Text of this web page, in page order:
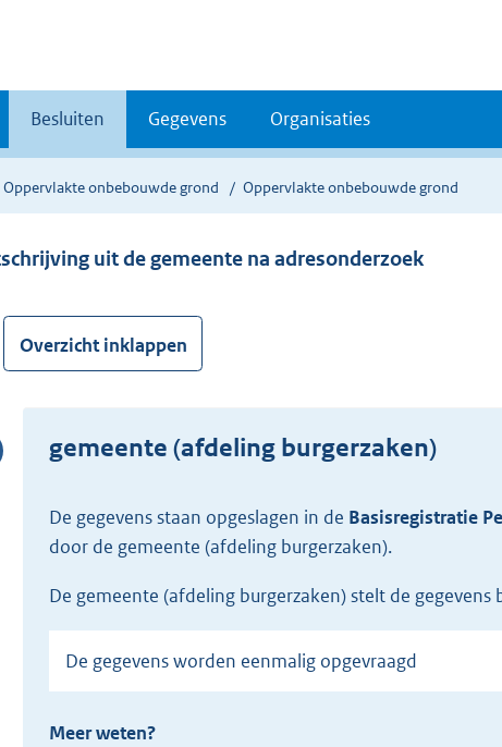
Besluiten Gegevens Organisaties
Oppervlakte onbebouwde grond Oppervlakte onbebouwde grond
uit de gemeente na adresonderzoek
Overzicht inklappen
gemeente (afdeling burgerzaken)
De gegevens staan opgeslagen in de Basisregistratie
door de gemeente (afdeling burgerzaken).
de gemeente (afdeling burgerzaken) stelt de gegevens
De gegevens worden eenmalig opgevraagd
Meer weten?